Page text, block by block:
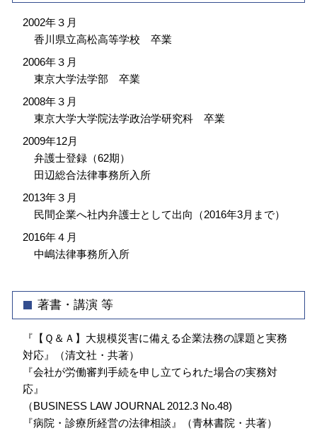
2002年３月
香川県立高松高等学校 卒業
2006年３月
東京大学法学部 卒業
2008年３月
東京大学大学院法学政治学研究科 卒業
2009年12月
弁護士登録（62期）
田辺総合法律事務所入所
2013年３月
民間企業へ社内弁護士として出向（2016年3月まで）
2016年４月
中嶋法律事務所入所
著書・講演 等
『【Ｑ＆Ａ】大規模災害に備える企業法務の課題と実務
対応』（清文社・共著）
『会社が労働審判手続を申し立てられた場合の実務対
応』
（BUSINESS LAW JOURNAL 2012.3 No.48)
『病院・診療所経営の法律相談』（青林書院・共著）